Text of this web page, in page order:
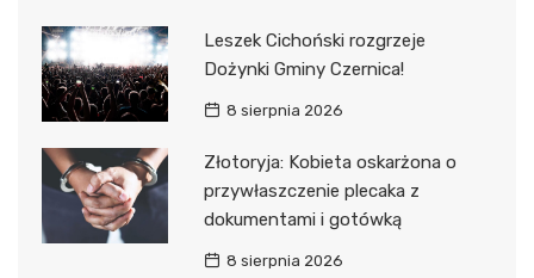
Leszek Cichoński rozgrzeje
Dożynki Gminy Czernica!
8 sierpnia 2026
Złotoryja: Kobieta oskarżona o
przywłaszczenie plecaka z
dokumentami i gotówką
8 sierpnia 2026